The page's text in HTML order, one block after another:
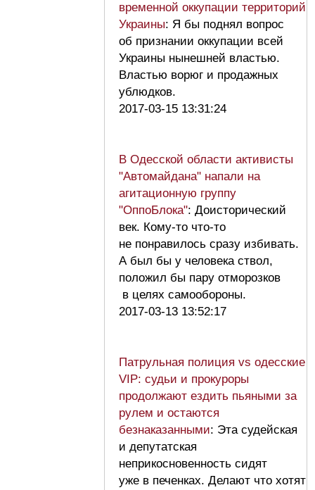
временной оккупации территорий
Украины: Я бы поднял вопрос
об признании оккупации всей
Украины нынешней властью.
Властью ворюг и продажных
ублюдков.
2017-03-15 13:31:24
В Одесской области активисты
"Автомайдана" напали на
агитационную группу
"ОппоБлока": Доисторический
век. Кому-то что-то
не понравилось сразу избивать.
А был бы у человека ствол,
положил бы пару отморозков
в целях самообороны.
2017-03-13 13:52:17
Патрульная полиция vs одесские
VIP: судьи и прокуроры
продолжают ездить пьяными за
рулем и остаются
безнаказанными: Эта судейская
и депутатская
неприкосновенность сидят
уже в печенках. Делают что хотят